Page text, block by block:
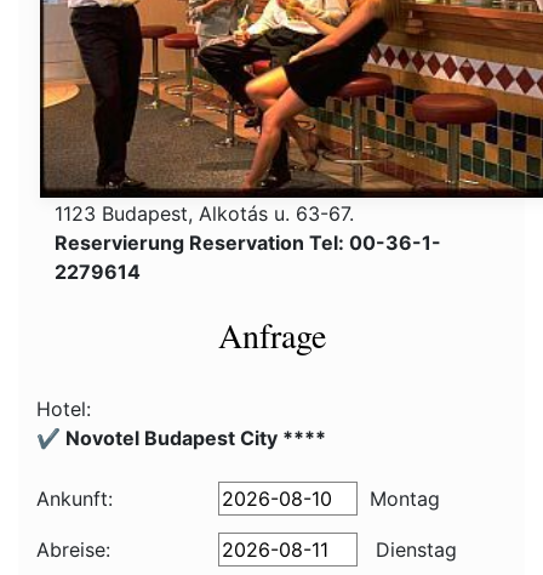
1123 Budapest, Alkotás u. 63-67.
Reservierung Reservation Tel: 00-36-1-
2279614
Anfrage
Hotel:
✔️ Novotel Budapest City ****
Ankunft: Montag
Abreise:
Dienstag